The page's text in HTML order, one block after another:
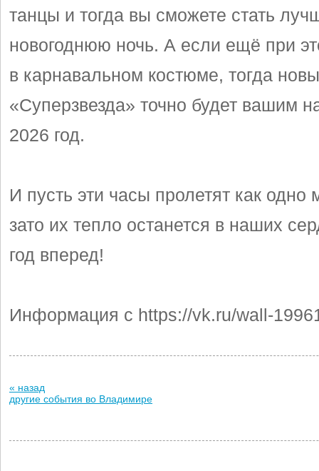
танцы и тогда вы сможете стать
новогоднюю ночь. А если ещё при
в карнавальном костюме, тогда
«Суперзвезда» точно будет вашим
2026 год.
И пусть эти часы пролетят как одно
зато их тепло останется в наших
год вперед!
Информация с https://vk.ru/wall-
« назад
другие события во Владимире